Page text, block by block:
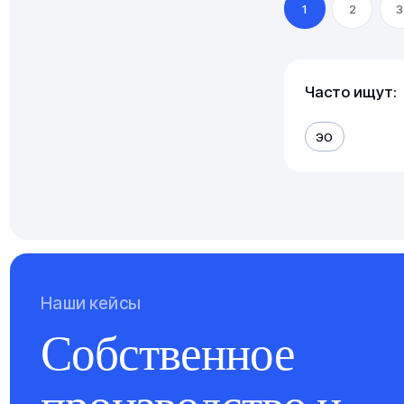
1 2 3
Часто ищут:
ЭО
Наши кейсы
Собственное